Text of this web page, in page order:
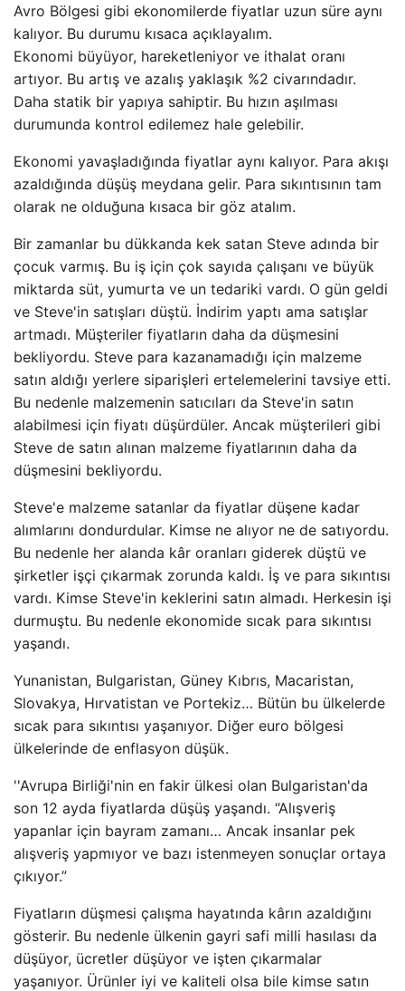
Avro Bölgesi gibi ekonomilerde fiyatlar uzun süre aynı
kalıyor. Bu durumu kısaca açıklayalım.
Ekonomi büyüyor, hareketleniyor ve ithalat oranı
artıyor. Bu artış ve azalış yaklaşık %2 civarındadır.
Daha statik bir yapıya sahiptir. Bu hızın aşılması
durumunda kontrol edilemez hale gelebilir.
Ekonomi yavaşladığında fiyatlar aynı kalıyor. Para akışı
azaldığında düşüş meydana gelir. Para sıkıntısının tam
olarak ne olduğuna kısaca bir göz atalım.
Bir zamanlar bu dükkanda kek satan Steve adında bir
çocuk varmış. Bu iş için çok sayıda çalışanı ve büyük
miktarda süt, yumurta ve un tedariki vardı. O gün geldi
ve Steve'in satışları düştü. İndirim yaptı ama satışlar
artmadı. Müşteriler fiyatların daha da düşmesini
bekliyordu. Steve para kazanamadığı için malzeme
satın aldığı yerlere siparişleri ertelemelerini tavsiye etti.
Bu nedenle malzemenin satıcıları da Steve'in satın
alabilmesi için fiyatı düşürdüler. Ancak müşterileri gibi
Steve de satın alınan malzeme fiyatlarının daha da
düşmesini bekliyordu.
Steve'e malzeme satanlar da fiyatlar düşene kadar
alımlarını dondurdular. Kimse ne alıyor ne de satıyordu.
Bu nedenle her alanda kâr oranları giderek düştü ve
şirketler işçi çıkarmak zorunda kaldı. İş ve para sıkıntısı
vardı. Kimse Steve'in keklerini satın almadı. Herkesin işi
durmuştu. Bu nedenle ekonomide sıcak para sıkıntısı
yaşandı.
Yunanistan, Bulgaristan, Güney Kıbrıs, Macaristan,
Slovakya, Hırvatistan ve Portekiz… Bütün bu ülkelerde
sıcak para sıkıntısı yaşanıyor. Diğer euro bölgesi
ülkelerinde de enflasyon düşük.
''Avrupa Birliği'nin en fakir ülkesi olan Bulgaristan'da
son 12 ayda fiyatlarda düşüş yaşandı. “Alışveriş
yapanlar için bayram zamanı… Ancak insanlar pek
alışveriş yapmıyor ve bazı istenmeyen sonuçlar ortaya
çıkıyor.”
Fiyatların düşmesi çalışma hayatında kârın azaldığını
gösterir. Bu nedenle ülkenin gayri safi milli hasılası da
düşüyor, ücretler düşüyor ve işten çıkarmalar
yaşanıyor. Ürünler iyi ve kaliteli olsa bile kimse satın